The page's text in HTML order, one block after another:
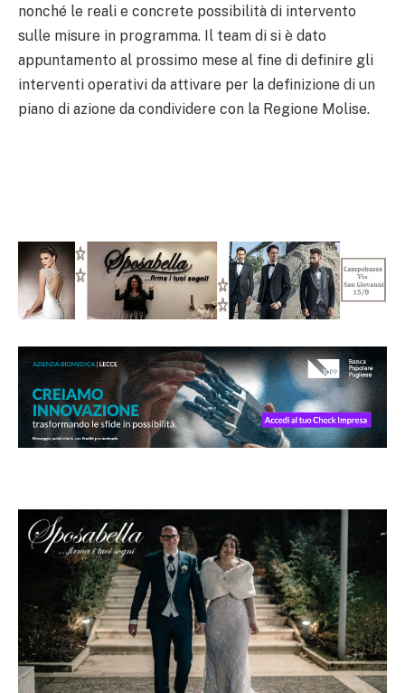
nonché le reali e concrete possibilità di intervento
sulle misure in programma. Il team di si è dato
appuntamento al prossimo mese al fine di definire gli
interventi operativi da attivare per la definizione di un
piano di azione da condividere con la Regione Molise.